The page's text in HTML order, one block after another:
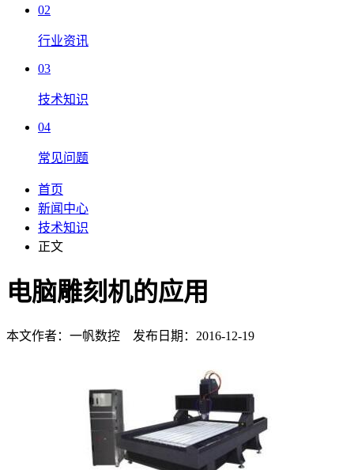
02
行业资讯
03
技术知识
04
常见问题
首页
新闻中心
技术知识
正文
电脑雕刻机的应用
本文作者：一帆数控 发布日期：2016-12-19